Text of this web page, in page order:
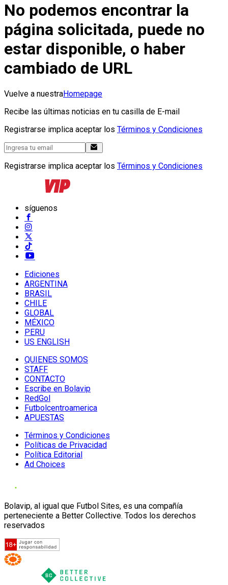
No podemos encontrar la
página solicitada, puede no
estar disponible, o haber
cambiado de URL
Vuelve a nuestraHomepage
Recibe las últimas noticias en tu casilla de E-mail
Registrarse implica aceptar los Términos y Condiciones
Registrarse implica aceptar los Términos y Condiciones
síguenos
Ediciones
ARGENTINA
BRASIL
CHILE
GLOBAL
MÉXICO
PERU
US ENGLISH
QUIENES SOMOS
STAFF
CONTACTO
Escribe en Bolavip
RedGol
Futbolcentroamerica
APUESTAS
Términos y Condiciones
Políticas de Privacidad
Política Editorial
Ad Choices
Bolavip, al igual que Futbol Sites, es una compañía
perteneciente a Better Collective. Todos los derechos
reservados